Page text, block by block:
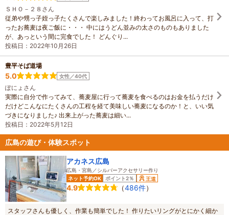
ＳＨＯ－２８さん
従弟や甥っ子姪っ子たくさんで楽しみました！終わってお風呂に入って、打
ったお蕎麦は夜ご飯に・・・ 中にはうどん並みの太さのものもありました
が、あっという間に完食でした！ どんぐり...
投稿日：2022年10月26日
豊平そば道場
5.0 女性／40代
ぽにょさん
実際に自分で作ってみて、蕎麦屋に行って蕎麦を食べるのはお金を払うだけ
だけどこんなにたくさんの工程を経て美味しい蕎麦になるのか！と、いい気
づきになりました♪ 出来上がった蕎麦は細い...
投稿日：2022年5月12日
広島の遊び・体験スポット
アカネス広島
広島・宮島／シルバーアクセサリー作り
ネット予約OK
ポイント2％ 王道
4.9 （486件）
スタッフさんも優しく、作業も簡単でした！ 作りたいリングがとにかく細か